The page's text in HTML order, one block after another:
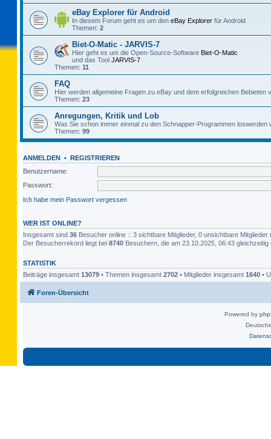
eBay Explorer für Android
In diesem Forum geht es um den eBay Explorer für Android
Themen: 2
Biet-O-Matic - JARVIS-7
Hier geht es um die Open-Source-Software Biet-O-Matic
und das Tool JARVIS-7
Themen: 11
FAQ
Hier werden allgemeine Fragen zu eBay und dem erfolgreichen Bebieten
Themen: 23
Anregungen, Kritik und Lob
Was Sie schon immer einmal zu den Schnapper-Programmen loswerden
Themen: 99
ANMELDEN • REGISTRIEREN
Benutzername:
Passwort:
Ich habe mein Passwort vergessen
WER IST ONLINE?
Insgesamt sind 36 Besucher online :: 3 sichtbare Mitglieder, 0 unsichtbare
Der Besucherrekord liegt bei 8740 Besuchern, die am 23.10.2025, 06:43 gleichzeitig
STATISTIK
Beiträge insgesamt 13079 • Themen insgesamt 2702 • Mitglieder insgesamt 1640 •
Foren-Übersicht
Powered by